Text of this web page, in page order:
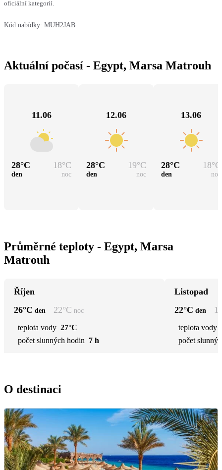
oficiální kategorií.
Kód nabídky: MUH2JAB
Aktuální počasí - Egypt, Marsa Matrouh
11.06
28°C 18°C
den noc
12.06
28°C 19°C
den noc
13.06
28°C 18°C
den noc
Průměrné teploty - Egypt, Marsa
Matrouh
Říjen
26°C den 22°C noc
teplota vody 27°C
počet slunných hodin 7 h
Listopad
22°C den
teplota vody
počet
O destinaci